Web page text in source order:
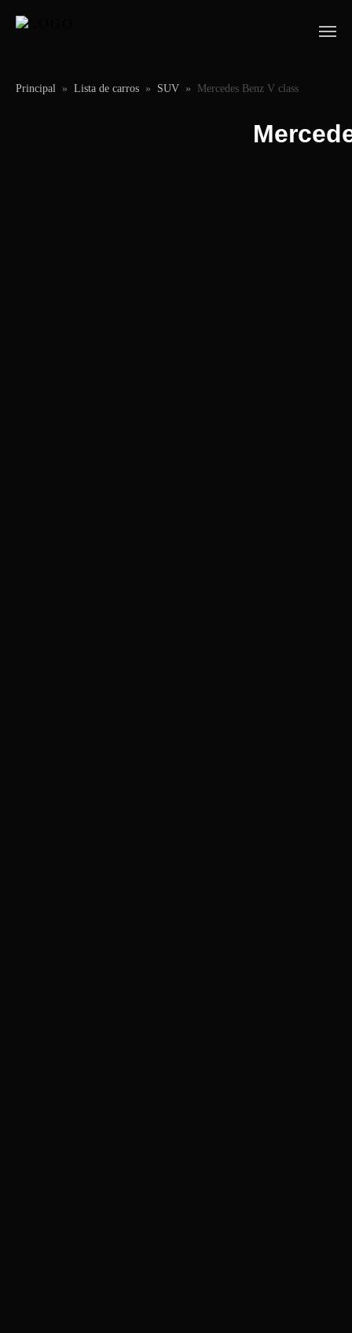
Principal » Lista de carros » SUV » Mercedes Benz V class